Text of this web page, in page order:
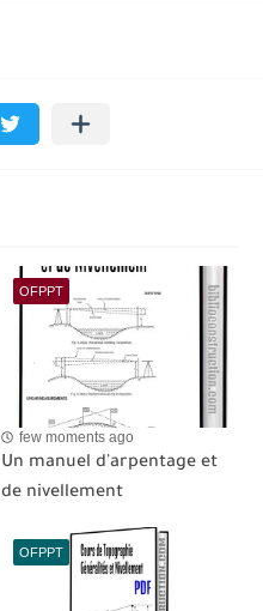
OFPPT
few moments ago
Un manuel d'arpentage et
de nivellement
OFPPT